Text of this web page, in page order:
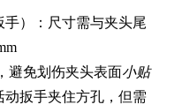
手）：尺寸需与夹头尾
避免划伤夹头表面小贴
扳手夹住方孔，但需